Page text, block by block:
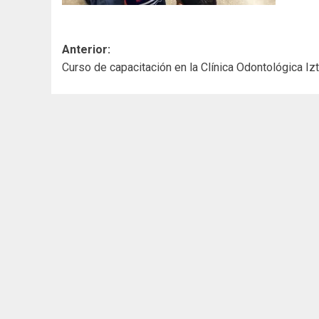
Navegación
de
Anterior:
Curso de capacitación en la Clínica Odontológica